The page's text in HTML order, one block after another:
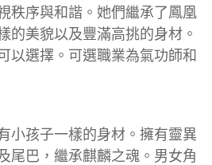
秩序與和諧。她們繼承了鳳凰
的美貌以及豐滿高挑的身材。
以選擇。可選職業為氣功師和
小孩子一樣的身材。擁有靈異
尾巴，繼承麒麟之魂。男女角